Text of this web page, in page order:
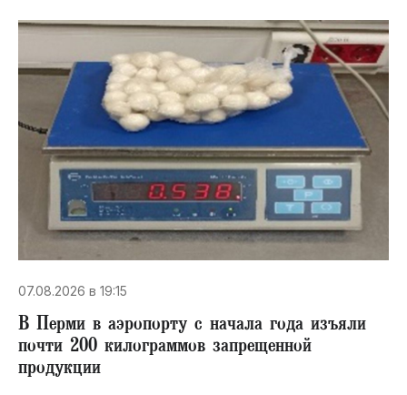
07.08.2026 в 19:15
В Перми в аэропорту с начала года изъяли
почти 200 килограммов запрещенной
продукции